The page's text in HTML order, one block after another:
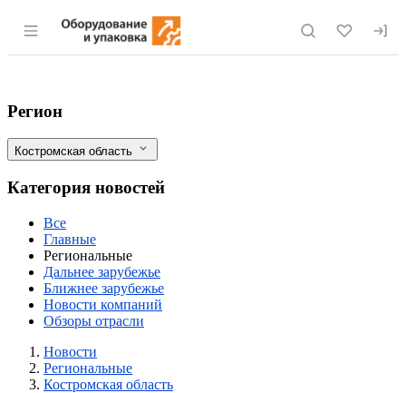
Раздел навигации по сайту eqinfo.ru
В роботизированную ферму в
Фильтры
Регион
Костромская область
Категория новостей
Все
Главные
Региональные
Дальнее зарубежье
Ближнее зарубежье
Новости компаний
Обзоры отрасли
Новости
Разделы
Новости
Региональные
Костромская область